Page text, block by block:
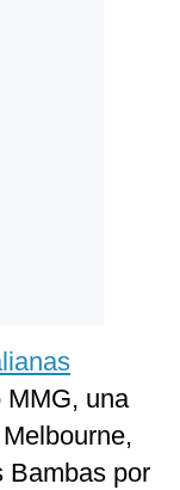
MMG, una
Bambas por